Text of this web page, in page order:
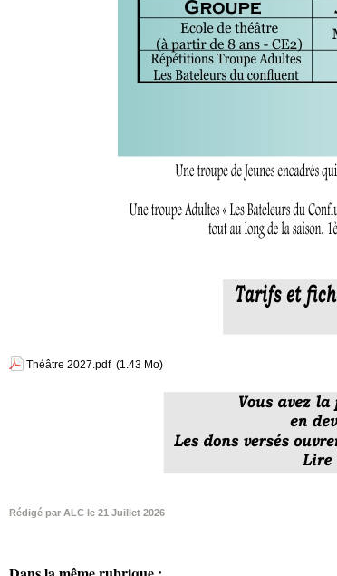
Théâtre 2027.pdf (1.43 Mo)
Rédigé par ALC le 21 Juillet 2026